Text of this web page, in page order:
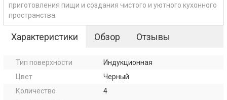
приготовления пищи и создания чистого и уютного кухонного
пространства.
Характеристики Обзор Отзывы
Тип поверхности
Индукционная
Цвет
Черный
Количество
4